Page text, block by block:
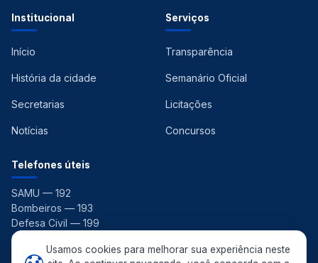
Institucional
Início
História da cidade
Secretarias
Notícias
Serviços
Transparência
Semanário Oficial
Licitações
Concursos
Telefones úteis
SAMU — 192
Bombeiros — 193
Defesa Civil — 199
Ouvidoria — 156
Usamos cookies para melhorar sua experiência neste